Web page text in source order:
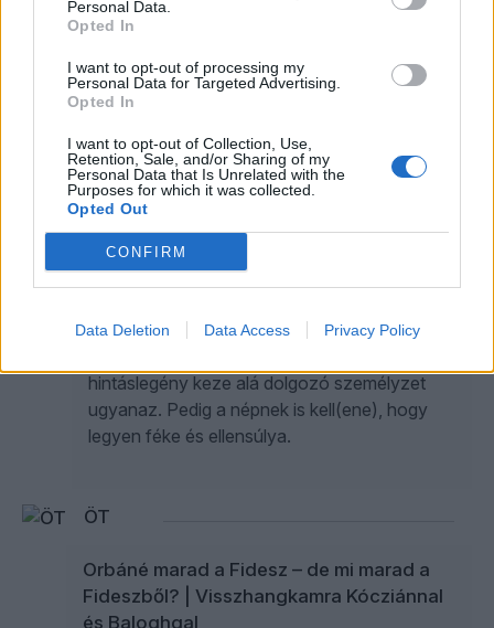
Personal Data.
Opted In
I want to opt-out of processing my
Personal Data for Targeted Advertising.
Opted In
I want to opt-out of Collection, Use,
Retention, Sale, and/or Sharing of my
Personal Data that Is Unrelated with the
Purposes for which it was collected.
Opted Out
CONFIRM
Data Deletion Data Access Privacy Policy
Tisza, pontosabban Magyar Péter és Radnai
A hatalom gyönyöre, avagy a
szégyenítés végtelenített ciklusa
A bosszú körhintája csúcsfokozaton pörög.
A szerkezet vezérlőpultja mögött csere
snájdigabb, egészségtudatosabb. De a
hintáslegény keze alá dolgozó személyzet
ugyanaz. Pedig a népnek is kell(ene), hogy
legyen féke és ellensúlya.
ÖT
Orbáné marad a Fidesz – de mi marad a
Fideszből? | Visszhangkamra Kócziánnal
és Baloghgal